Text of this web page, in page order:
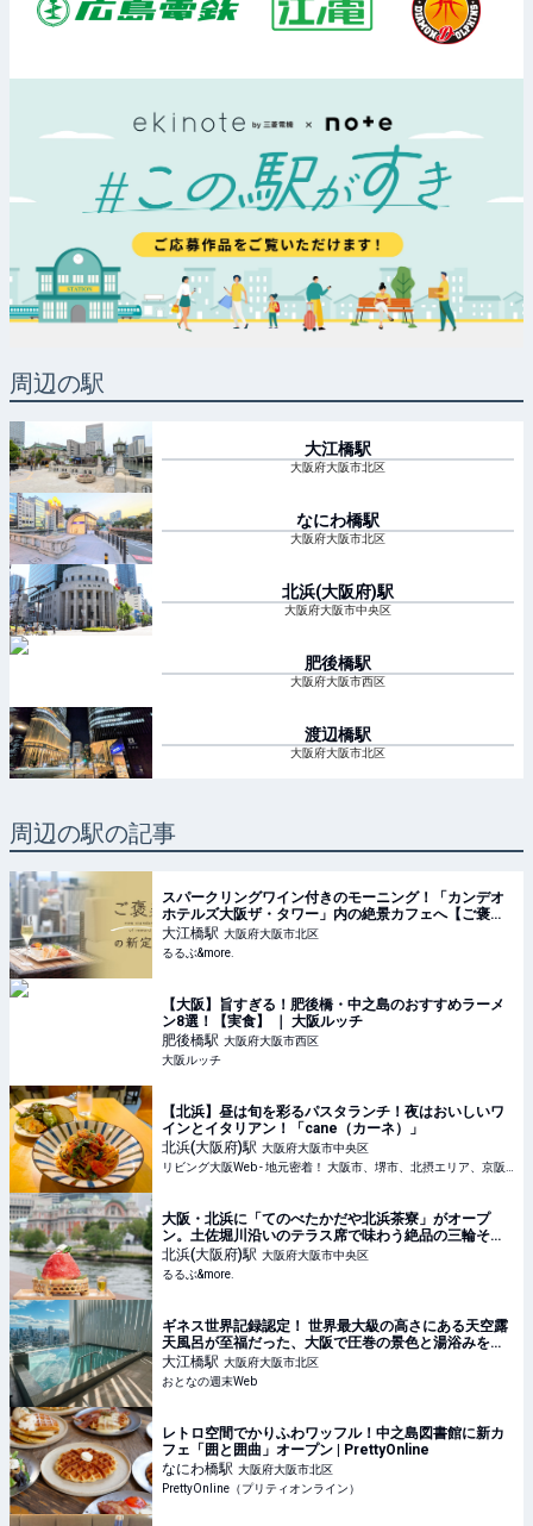
周辺の駅
大江橋駅
大阪府大阪市北区
なにわ橋駅
大阪府大阪市北区
北浜(大阪府)駅
大阪府大阪市中央区
肥後橋駅
大阪府大阪市西区
渡辺橋駅
大阪府大阪市北区
周辺の駅の記事
スパークリングワイン付きのモーニング！「カンデオ
ホテルズ大阪ザ・タワー」内の絶景カフェへ【ご褒美
の新定番】｜るるぶ&more.
大江橋駅 大阪府大阪市北区
るるぶ&more.
【大阪】旨すぎる！肥後橋・中之島のおすすめラーメ
ン8選！【実食】 ｜ 大阪ルッチ
肥後橋駅 大阪府大阪市西区
大阪ルッチ
【北浜】昼は旬を彩るパスタランチ！夜はおいしいワ
インとイタリアン！「cane（カーネ）」
北浜(大阪府)駅 大阪府大阪市中央区
大阪・北浜に「てのべたかだや北浜茶寮」がオープ
ン。土佐堀川沿いのテラス席で味わう絶品の三輪そう
めん&季節限定のかき氷｜るるぶ&more.
北浜(大阪府)駅 大阪府大阪市中央区
るるぶ&more.
ギネス世界記録認定！ 世界最大級の高さにある天空露
天風呂が至福だった、大阪で圧巻の景色と湯浴みを堪
能
大江橋駅 大阪府大阪市北区
おとなの週末Web
レトロ空間でかりふわワッフル！中之島図書館に新カ
フェ「囲と囲曲」オープン | PrettyOnline
なにわ橋駅 大阪府大阪市北区
PrettyOnline（プリティオンライン）